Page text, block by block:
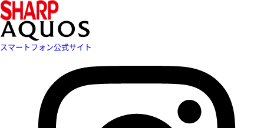
スマートフォン公式サイト